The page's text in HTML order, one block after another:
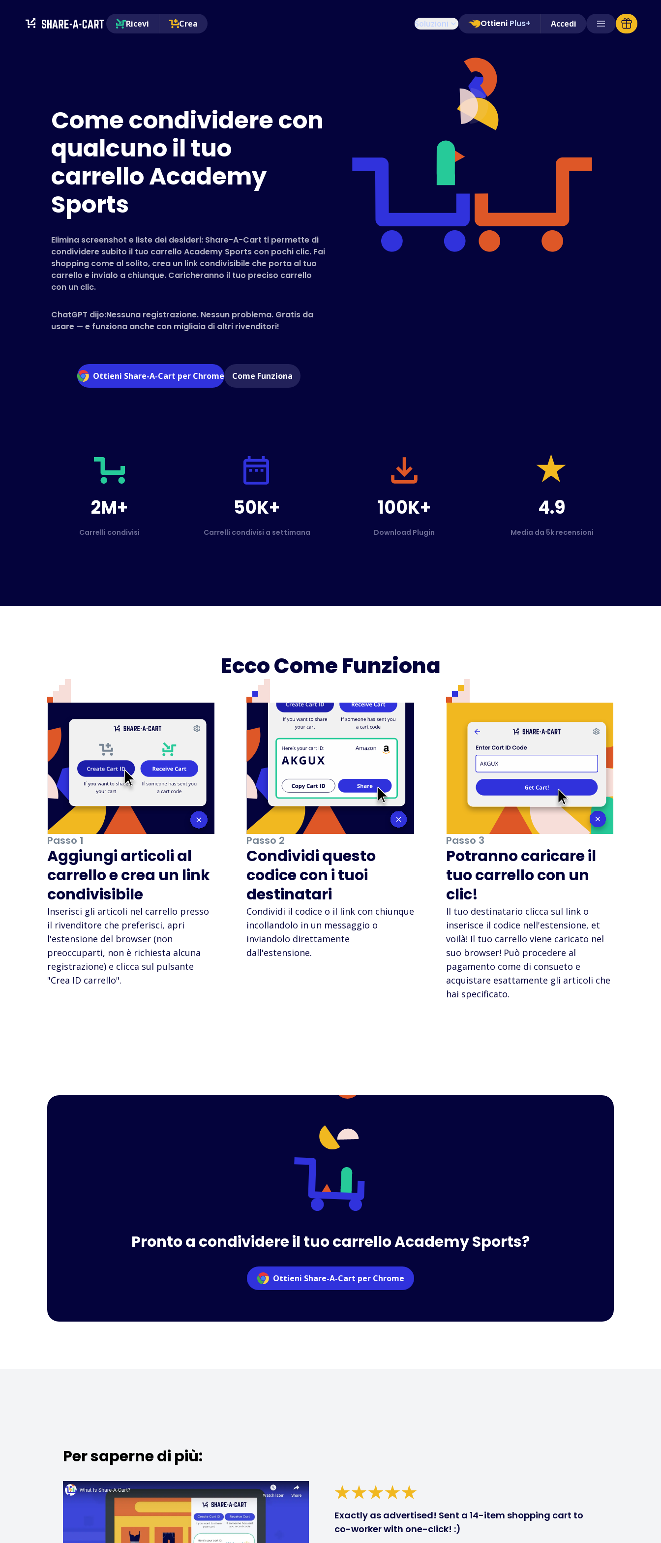
Ricevi Crea Soluzioni Ottieni Plus+ Accedi
Come condividere con
qualcuno il tuo
carrello Academy
Sports
Elimina screenshot e liste dei desideri: Share-A-Cart ti permette di
condividere subito il tuo carrello Academy Sports con pochi clic. Fai
shopping come al solito, crea un link condivisibile che porta al tuo
carrello e invialo a chiunque. Caricheranno il tuo preciso carrello
con un clic.
ChatGPT dijo:Nessuna registrazione. Nessun problema. Gratis da
usare — e funziona anche con migliaia di altri rivenditori!
Ottieni Share-A-Cart per Chrome Come Funziona
2M+
Carrelli condivisi
50K+
Carrelli condivisi a settimana
100K+
Download Plugin
4.9
Media da 5k recensioni
Ecco Come Funziona
Passo 1
Aggiungi articoli al
carrello e crea un link
condivisibile
Inserisci gli articoli nel carrello presso
il rivenditore che preferisci, apri
l'estensione del browser (non
preoccuparti, non è richiesta alcuna
registrazione) e clicca sul pulsante
"Crea ID carrello".
Passo 2
Condividi questo
codice con i tuoi
destinatari
Condividi il codice o il link con chiunque
incollandolo in un messaggio o
inviandolo direttamente
dall'estensione.
Passo 3
Potranno caricare il
tuo carrello con un
clic!
Il tuo destinatario clicca sul link o
inserisce il codice nell'estensione, et
voilà! Il tuo carrello viene caricato nel
suo browser! Può procedere al
pagamento come di consueto e
acquistare esattamente gli articoli che
hai specificato.
Pronto a condividere il tuo carrello Academy Sports?
Ottieni Share-A-Cart per Chrome
Per saperne di più:
Exactly as advertised! Sent a 14-item shopping cart to
co-worker with one-click! :)